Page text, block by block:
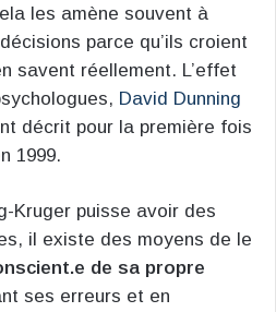
les amène souvent à
parce qu’ils croient
savent réellement. L’effet
David Dunning
décrit pour la première fois
1999.
Kruger puisse avoir des
il existe des moyens de le
de sa propre
ses erreurs et en